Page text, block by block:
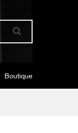
Boutique